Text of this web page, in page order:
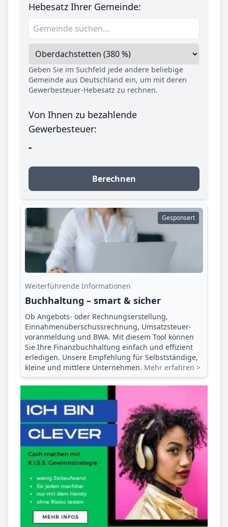
Hebesatz Ihrer Gemeinde:
Geben Sie im Suchfeld jede andere beliebige
Gemeinde aus Deutschland ein, um mit deren
Gewerbesteuer-Hebesatz zu rechnen.
Von Ihnen zu bezahlende
Gewerbesteuer:
-
Berechnen
Gesponsert
Weiterführende Informationen
Buchhaltung – smart & sicher
Ob Angebots- oder Rechnungserstellung,
Einnahmenüberschuss­rechnung, Umsatzsteuer­
voranmeldung und BWA. Mit diesem Tool können
Sie Ihre Finanz­buchhaltung einfach und effizient
erledigen. Unsere Empfehlung für Selbstständige,
kleine und mittlere Unternehmen. Mehr erfahren >